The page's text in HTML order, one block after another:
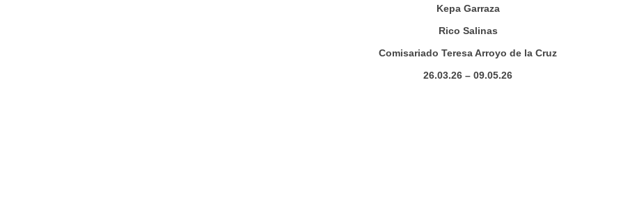
Kepa Garraza
Rico Salinas
Comisariado Teresa Arroyo de la Cruz
26.03.26 – 09.05.26